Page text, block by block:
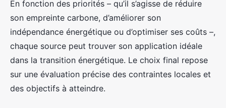
En fonction des priorités – qu’il s’agisse de réduire
son empreinte carbone, d’améliorer son
indépendance énergétique ou d’optimiser ses coûts –,
chaque source peut trouver son application idéale
dans la transition énergétique. Le choix final repose
sur une évaluation précise des contraintes locales et
des objectifs à atteindre.